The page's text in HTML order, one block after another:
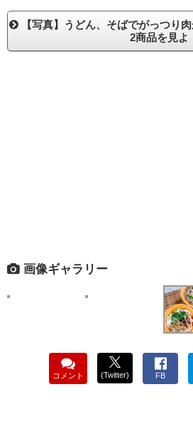
【写真】うどん、そばでがっつり
2商品を見よ
画像ギャラリー
コメント (Twitter) FB